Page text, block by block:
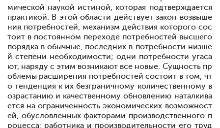
мической наукой истиной, которая подтверждается
практикой. В этой области действует закон возвыше
ния потребностей, механизм действия которого сос
тоит в постоянном переходе потребностей высшего
порядка в обычные, последних в потребности низше
й степени необходимости; одни потребности угаса
ют, наряду с этим возникают все новые. Сущность пр
облемы расширения потребностей состоит в том, чт
о тенденция к их безграничному количественному в
озрастанию и качественному обновлению наталкива
ется на ограниченность экономических возможност
ей, обусловленных факторами производственного п
роцесса: работника и производительности его труд